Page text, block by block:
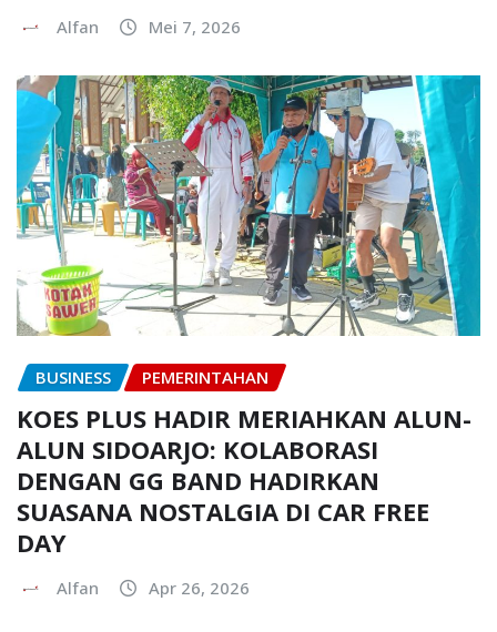
Alfan Mei 7, 2026
BUSINESS PEMERINTAHAN
KOES PLUS HADIR MERIAHKAN ALUN-
ALUN SIDOARJO: KOLABORASI
DENGAN GG BAND HADIRKAN
SUASANA NOSTALGIA DI CAR FREE
DAY
Alfan Apr 26, 2026